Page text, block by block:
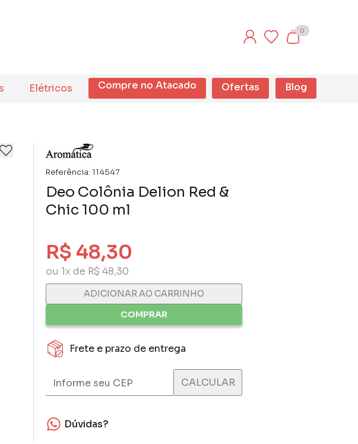
0
Elétricos Compre no Atacado Ofertas Blog
Referência: 114547
Deo Colônia Delion Red &
Chic 100 ml
R$ 48,30
ou 1x de R$ 48,30
ADICIONAR AO CARRINHO
COMPRAR
Frete e prazo de entrega
Dúvidas?